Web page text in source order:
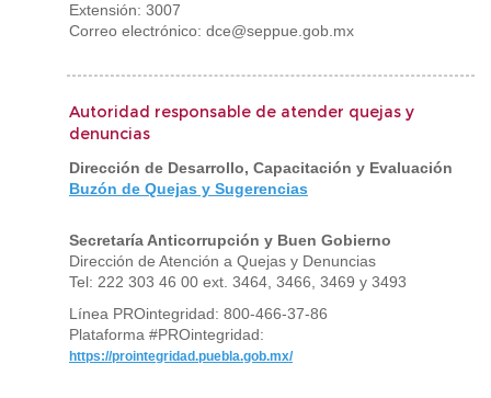
Extensión: 3007
Correo electrónico: dce@seppue.gob.mx
Autoridad responsable de atender quejas y
denuncias
Dirección de Desarrollo, Capacitación y Evaluación
Buzón de Quejas y Sugerencias
Secretaría Anticorrupción y Buen Gobierno
Dirección de Atención a Quejas y Denuncias
Tel: 222 303 46 00 ext. 3464, 3466, 3469 y 3493
Línea PROintegridad: 800-466-37-86
Plataforma #PROintegridad:
https://prointegridad.puebla.gob.mx/